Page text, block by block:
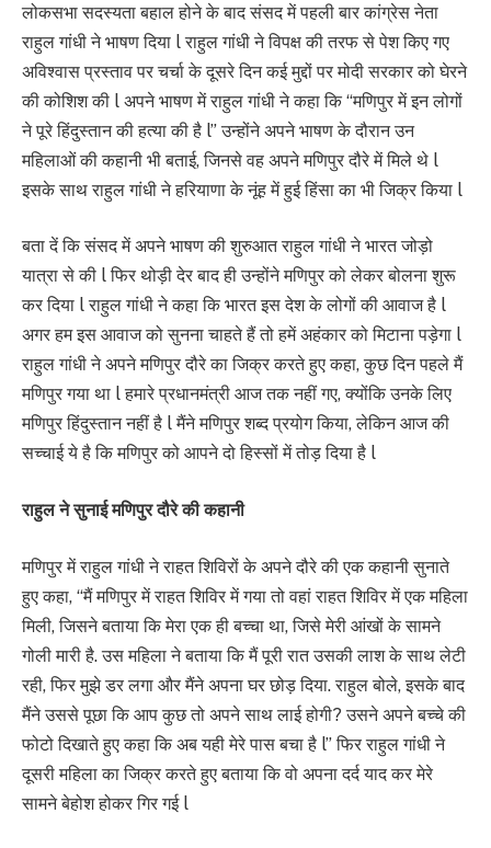
लोकसभा सदस्यता बहाल होने के बाद संसद में पहली बार कांग्रेस नेता
राहुल गांधी ने भाषण दिया l राहुल गांधी ने विपक्ष की तरफ से पेश किए गए
अविश्वास प्रस्ताव पर चर्चा के दूसरे दिन कई मुद्दों पर मोदी सरकार को घेरने
की कोशिश की l अपने भाषण में राहुल गांधी ने कहा कि “मणिपुर में इन लोगों
ने पूरे हिंदुस्तान की हत्या की है l” उन्होंने अपने भाषण के दौरान उन
महिलाओं की कहानी भी बताई, जिनसे वह अपने मणिपुर दौरे में मिले थे l
इसके साथ राहुल गांधी ने हरियाणा के नूंह में हुई हिंसा का भी जिक्र किया l
बता दें कि संसद में अपने भाषण की शुरुआत राहुल गांधी ने भारत जोड़ो
यात्रा से की l फिर थोड़ी देर बाद ही उन्होंने मणिपुर को लेकर बोलना शुरू
कर दिया l राहुल गांधी ने कहा कि भारत इस देश के लोगों की आवाज है l
अगर हम इस आवाज को सुनना चाहते हैं तो हमें अहंकार को मिटाना पड़ेगा l
राहुल गांधी ने अपने मणिपुर दौरे का जिक्र करते हुए कहा, कुछ दिन पहले मैं
मणिपुर गया था l हमारे प्रधानमंत्री आज तक नहीं गए, क्योंकि उनके लिए
मणिपुर हिंदुस्तान नहीं है l मैंने मणिपुर शब्द प्रयोग किया, लेकिन आज की
सच्चाई ये है कि मणिपुर को आपने दो हिस्सों में तोड़ दिया है l
राहुल ने सुनाई मणिपुर दौरे की कहानी
मणिपुर में राहुल गांधी ने राहत शिविरों के अपने दौरे की एक कहानी सुनाते
हुए कहा, “मैं मणिपुर में राहत शिविर में गया तो वहां राहत शिविर में एक महिला
मिली, जिसने बताया कि मेरा एक ही बच्चा था, जिसे मेरी आंखों के सामने
गोली मारी है. उस महिला ने बताया कि मैं पूरी रात उसकी लाश के साथ लेटी
रही, फिर मुझे डर लगा और मैंने अपना घर छोड़ दिया. राहुल बोले, इसके बाद
मैंने उससे पूछा कि आप कुछ तो अपने साथ लाई होगी? उसने अपने बच्चे की
फोटो दिखाते हुए कहा कि अब यही मेरे पास बचा है l” फिर राहुल गांधी ने
दूसरी महिला का जिक्र करते हुए बताया कि वो अपना दर्द याद कर मेरे
सामने बेहोश होकर गिर गई l